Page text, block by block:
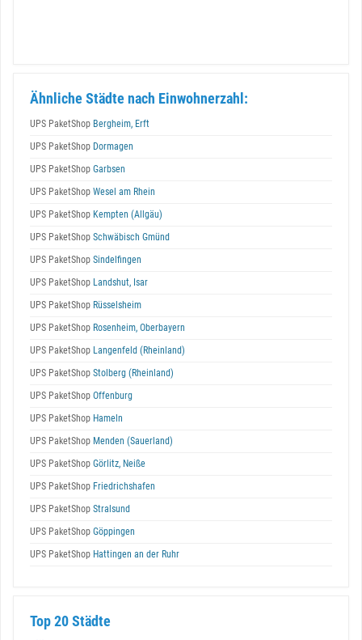
Ähnliche Städte nach Einwohnerzahl:
UPS PaketShop Bergheim, Erft
UPS PaketShop Dormagen
UPS PaketShop Garbsen
UPS PaketShop Wesel am Rhein
UPS PaketShop Kempten (Allgäu)
UPS PaketShop Schwäbisch Gmünd
UPS PaketShop Sindelfingen
UPS PaketShop Landshut, Isar
UPS PaketShop Rüsselsheim
UPS PaketShop Rosenheim, Oberbayern
UPS PaketShop Langenfeld (Rheinland)
UPS PaketShop Stolberg (Rheinland)
UPS PaketShop Offenburg
UPS PaketShop Hameln
UPS PaketShop Menden (Sauerland)
UPS PaketShop Görlitz, Neiße
UPS PaketShop Friedrichshafen
UPS PaketShop Stralsund
UPS PaketShop Göppingen
UPS PaketShop Hattingen an der Ruhr
Top 20 Städte